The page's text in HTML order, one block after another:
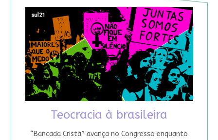
Teocracia à brasileira
“Bancada Cristã” avança no Congresso enquanto